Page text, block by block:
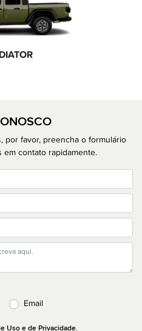
por favor, preencha o formulário
em contato rapidamente.
Email
Uso e de Privacidade.